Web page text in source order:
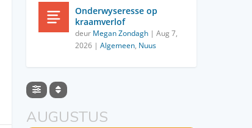
Onderwyseresse op
kraamverlof
deur Megan Zondagh |Aug 7,
2026 |Algemeen, Nuus
AUGUSTUS